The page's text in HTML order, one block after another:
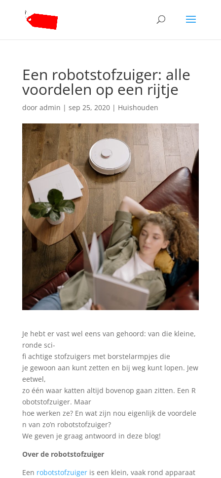
Een robotstofzuiger: alle
voordelen op een rijtje
door admin | sep 25, 2020| Huishouden
Je hebter vast wel eens van gehoord: van die kleine,
ronde sci-
fi achtige stofzuigers met borstelarmpjes die
je gewoon aan kunt zetten en bij weg kunt lopen. Jew
eetwel,
zo één waar katten altijd bovenop gaan zitten. Een R
obotstofzuiger. Maar
hoe werken ze? En wat zijn nou eigenlijkde voordele
n van zo’n robotstofzuiger?
We geven je graag antwoord in deze blog!
Over de robotstofzuiger
Een robotstofzuiger is een klein, vaak rond apparaat